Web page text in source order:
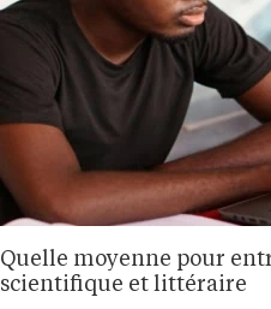
Quelle moyenne pour
scientifique et littéraire